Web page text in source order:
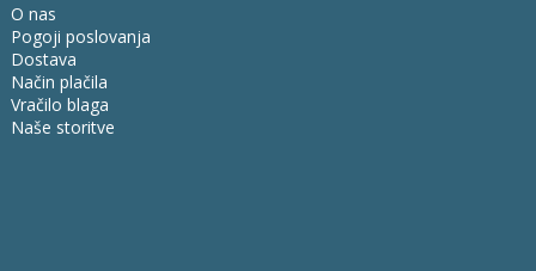
O nas
Pogoji poslovanja
Dostava
Način plačila
Vračilo blaga
Naše storitve